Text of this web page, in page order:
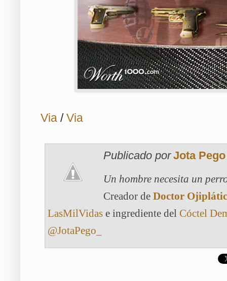
Via /Via
Publicado por Jota Pego
Un hombre necesita un
Creador de Doctor
LasMilVidas e ingrediente del Cóctel
@JotaPego_